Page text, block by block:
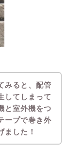
みると、配管
してしまって
と室外機をつ
ープで巻き外
ました！